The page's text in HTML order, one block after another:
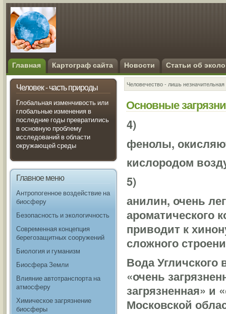
Главная Картограф сайта Новости Статьи об
Человек - часть природы
Глобальная изменчивость или
глобальные изменения в
последние годы превратились
в основную проблему
исследований в области
окружающей среды
Главное меню
Антропогенное воздействие на
биосферу
Безопасность и экологичность
Современная концепция
берегозащитных сооружений
Биология и гуманизм
Биосфера Земли
Влияние автотранспорта на
атмосферу
Химическое загрязнение
биосферы
Человечество - лишь
Основные
4)
фенолы,
кислородом
5)
анилин, очень
ароматического
приводит к
сложного
Вода
«очень
загрязненная» и
Московской